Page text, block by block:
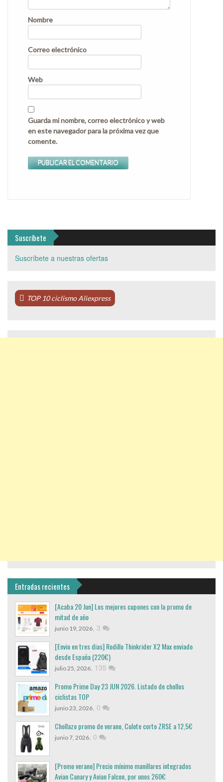
Nombre
Correo electrónico
Web
Guarda mi nombre, correo electrónico y web
en este navegador para la próxima vez que
comente.
Suscríbete
Suscríbete a nuestras ofertas
TOP 10 ciclismo Aliexpress
Entradas recientes
[Acaba 20 Jun] Los mejores cupones con la promo de
mitad de año
junio 19, 2026, 3
[Envio en tres dias] Rodillo Thinkrider X2 Max enviado
desde España (220€)
julio 25, 2026, 135
Promo Prime Day 23 JUN 2026. Listado de chollos
ciclistas TOP
junio 23, 2026, 0
Chollazo promo de verano, Culote corto ZRSE a 12,5€
junio 7, 2026, 0
[Promo verano] Precio mínimo manillares integrados
Avian Canary y Avian Falcon, por unos 260€